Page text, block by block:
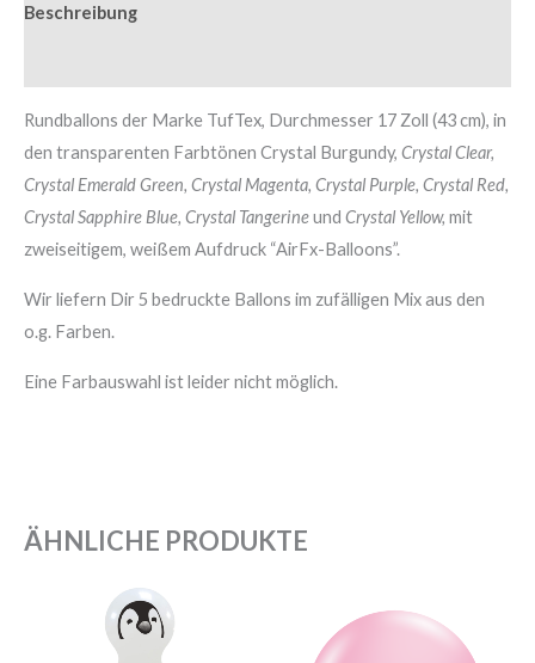
Beschreibung
Rundballons der Marke TufTex, Durchmesser 17 Zoll (43 cm), in
den transparenten Farbtönen Crystal Burgundy, Crystal Clear,
Crystal Emerald Green, Crystal Magenta, Crystal Purple, Crystal Red,
Crystal Sapphire Blue, Crystal Tangerineund Crystal Yellow, mit
zweiseitigem, weißem Aufdruck “AirFx-Balloons”.
Wir liefern Dir 5 bedruckte Ballons im zufälligen Mix aus den
o.g. Farben.
Eine Farbauswahl ist leider nicht möglich.
ÄHNLICHE PRODUKTE